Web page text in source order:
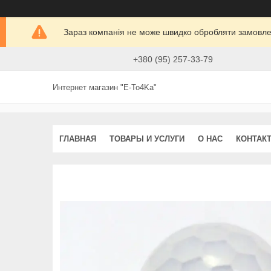
Зараз компанія не може швидко обробляти
+380 (95) 257-33-79
Интернет магазин "E-To4Ka"
ГЛАВНАЯ ТОВАРЫ И УСЛУГИ О НАС